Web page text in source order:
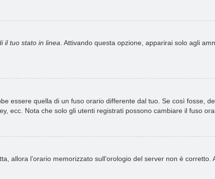
il tuo stato in linea . Attivando questa opzione, apparirai solo agli
essere quella di un fuso orario differente dal tuo. Se così fosse,
ecc. Nota che solo gli utenti registrati possono cambiare il fuso
allora l’orario memorizzato sull’orologio del server non è